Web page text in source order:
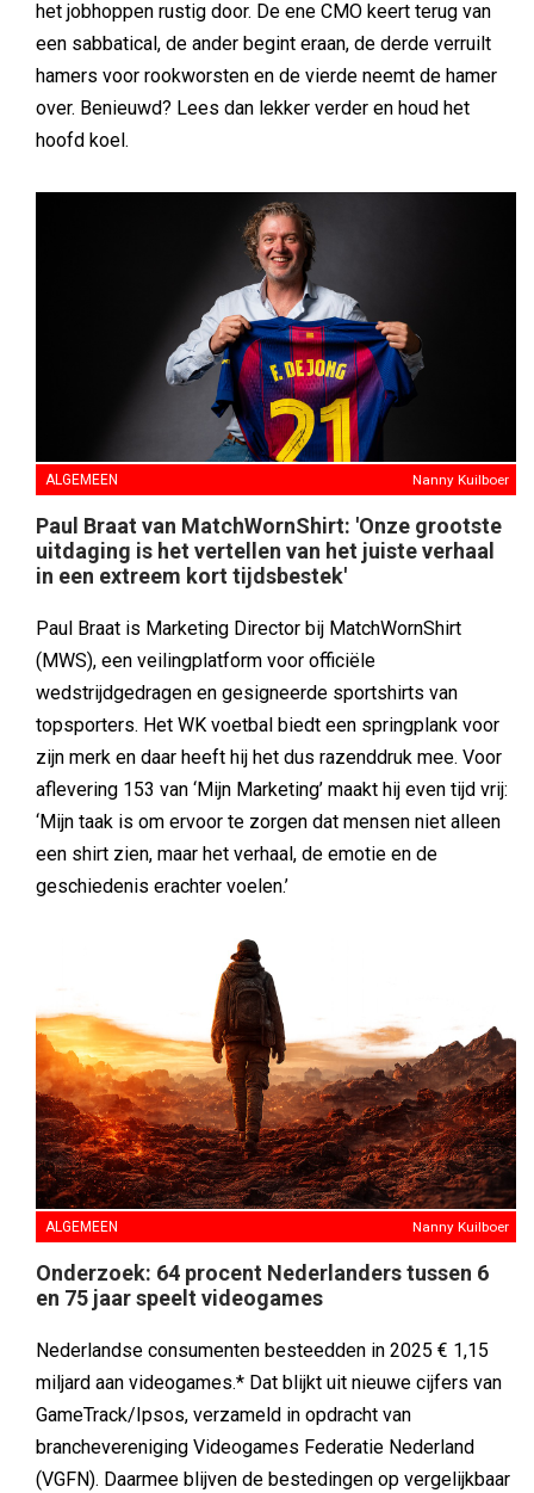
het jobhoppen rustig door. De ene CMO keert terug van
een sabbatical, de ander begint eraan, de derde verruilt
hamers voor rookworsten en de vierde neemt de hamer
over. Benieuwd? Lees dan lekker verder en houd het
hoofd koel.
ALGEMEEN Nanny Kuilboer
Paul Braat van MatchWornShirt: 'Onze grootste
uitdaging is het vertellen van het juiste verhaal
in een extreem kort tijdsbestek'
Paul Braat is Marketing Director bij MatchWornShirt
(MWS), een veilingplatform voor officiële
wedstrijdgedragen en gesigneerde sportshirts van
topsporters. Het WK voetbal biedt een springplank voor
zijn merk en daar heeft hij het dus razenddruk mee. Voor
aflevering 153 van ‘Mijn Marketing’ maakt hij even tijd vrij:
‘Mijn taak is om ervoor te zorgen dat mensen niet alleen
een shirt zien, maar het verhaal, de emotie en de
geschiedenis erachter voelen.’
ALGEMEEN Nanny Kuilboer
Onderzoek: 64 procent Nederlanders tussen 6
en 75 jaar speelt videogames
Nederlandse consumenten besteedden in 2025 € 1,15
miljard aan videogames.* Dat blijkt uit nieuwe cijfers van
GameTrack/Ipsos, verzameld in opdracht van
branchevereniging Videogames Federatie Nederland
(VGFN). Daarmee blijven de bestedingen op vergelijkbaar